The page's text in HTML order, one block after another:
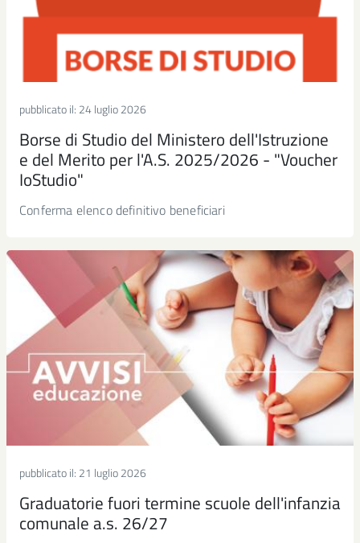
pubblicato il: 24 luglio 2026
Borse di Studio del Ministero dell'Istruzione
e del Merito per l'A.S. 2025/2026 - "Voucher
IoStudio"
Conferma elenco definitivo beneficiari
pubblicato il: 21 luglio 2026
Graduatorie fuori termine scuole dell'infanzia
comunale a.s. 26/27